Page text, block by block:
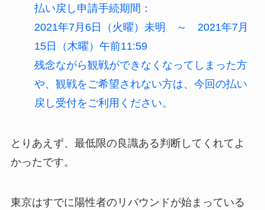
払い戻し申請手続期間：
2021年7月6日（火曜）未明 ～ 2021年7月
15日（木曜）午前11:59
残念ながら観戦ができなくなってしまった方
や、観戦をご希望されない方は、今回の払い
戻し受付をご利用ください。
とりあえず、最低限の良識ある判断してくれてよ
かったです。
東京はすでに陽性者のリバウンドが始まっている